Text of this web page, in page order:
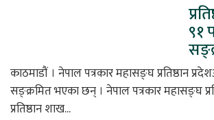
९१
काठमाडौं । नेपाल पत्रकार महासङ्घ प्रतिष्ठान
सङ्क्रमित भएका छन् । नेपाल पत्रकार महासङ्घ
प्रतिष्ठान शाख...